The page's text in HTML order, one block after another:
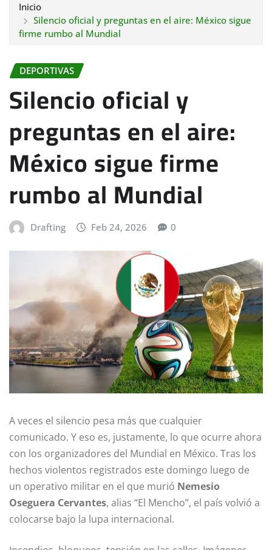
Inicio
Silencio oficial y preguntas en el aire: México sigue
firme rumbo al Mundial
DEPORTIVAS
Silencio oficial y
preguntas en el aire:
México sigue firme
rumbo al Mundial
Drafting Feb 24, 2026 0
A veces el silencio pesa más que cualquier
comunicado. Y eso es, justamente, lo que ocurre ahora
con los organizadores del Mundial en México. Tras los
hechos violentos registrados este domingo luego de
un operativo militar en el que murió Nemesio
Oseguera Cervantes, alias “El Mencho”, el país volvió a
colocarse bajo la lupa internacional.